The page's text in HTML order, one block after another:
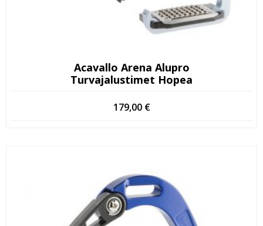
Acavallo Arena Alupro
Turvajalustimet Hopea
179,00 €